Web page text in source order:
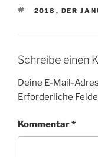
2018 , DER
Schreibe einen
Deine E-Mail-
Erforderliche
Kommentar*